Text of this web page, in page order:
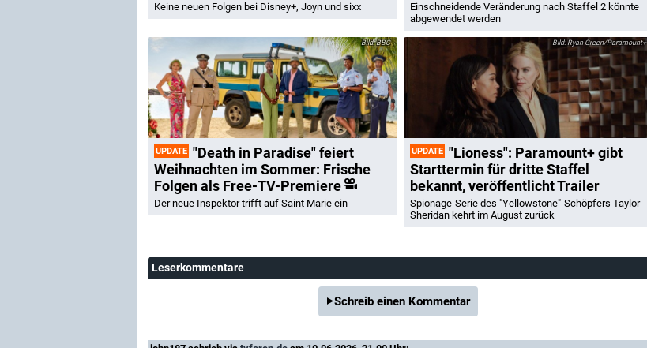
Keine neuen Folgen bei Disney+, Joyn und sixx
Einschneidende Veränderung nach Staffel 2 könnte
abgewendet werden
BBC
UPDATE "Death in Paradise" feiert
Weihnachten im Sommer: Frische
Folgen als Free-TV-Premiere
Der neue Inspektor trifft auf Saint Marie ein
Ryan Green/Paramount+
UPDATE "Lioness": Paramount+ gibt
Starttermin für dritte Staffel
bekannt, veröffentlicht Trailer
Spionage-Serie des "Yellowstone"-Schöpfers Taylor
Sheridan kehrt im August zurück
Leserkommentare
Schreib einen Kommentar